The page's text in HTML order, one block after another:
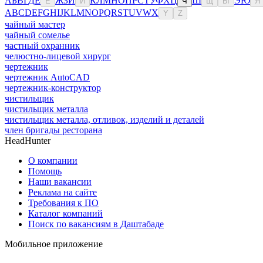
ABCDEFGHIJKLMNOPQRSTUVWX Y Z
чайный мастер
чайный сомелье
частный охранник
челюстно-лицевой хирург
чертежник
чертежник AutoCAD
чертежник-конструктор
чистильщик
чистильщик металла
чистильщик металла, отливок, изделий и деталей
член бригады ресторана
HeadHunter
О компании
Помощь
Наши вакансии
Реклама на сайте
Требования к ПО
Каталог компаний
Поиск по вакансиям в Даштабаде
Мобильное приложение